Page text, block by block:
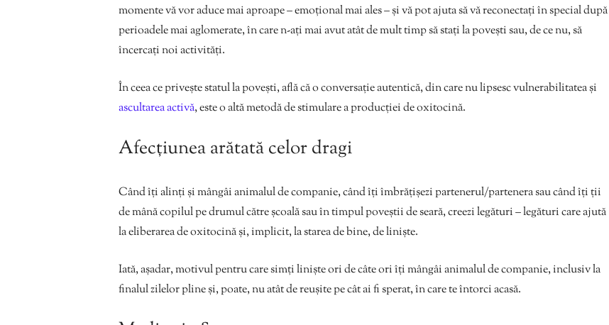
momente vă vor aduce mai aproape – emoțional mai ales – și vă pot ajuta să vă reconectați în special după
perioadele mai aglomerate, în care n-ați mai avut atât de mult timp să stați la povești sau, de ce nu, să
încercați noi activități.
În ceea ce privește statul la povești, află că o conversație autentică, din care nu lipsesc vulnerabilitatea și
ascultarea activă, este o altă metodă de stimulare a producției de oxitocină.
Afecțiunea arătată celor dragi
Când îți alinți și mângâi animalul de companie, când îți îmbrățișezi partenerul/partenera sau când îți ții
de mână copilul pe drumul către școală sau în timpul poveștii de seară, creezi legături – legături care ajută
la eliberarea de oxitocină și, implicit, la starea de bine, de liniște.
Iată, așadar, motivul pentru care simți liniște ori de câte ori îți mângâi animalul de companie, inclusiv la
finalul zilelor pline și, poate, nu atât de reușite pe cât ai fi sperat, în care te întorci acasă.